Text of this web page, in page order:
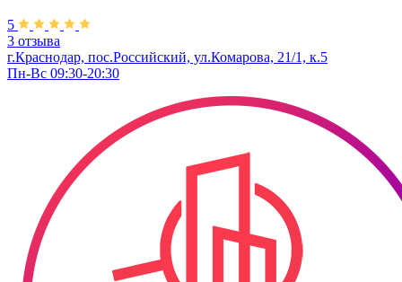
5
3 отзыва
г.Краснодар, пос.Российский, ул.Комарова, 21/1, к.5
Пн-Вс 09:30-20:30